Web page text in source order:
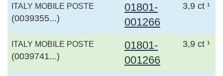
ITALY MOBILE POSTE
(0039355...)
01801-
001266
3,9 ct ¹
ITALY MOBILE POSTE
(0039741...)
01801-
001266
3,9 ct ¹